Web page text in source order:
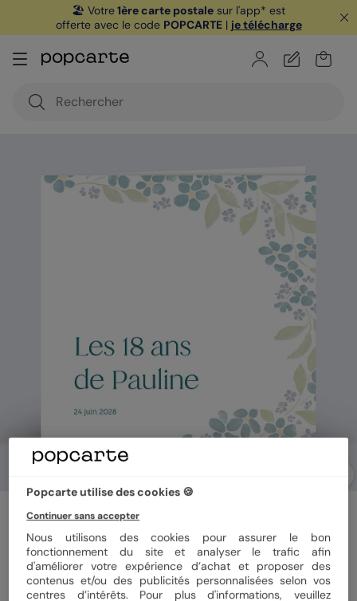
🏖️ Votre1ère carte postale sur l'app* est
offerte avec le code POPCARTE| je télécharge
Invitation anniversaire
Petites fleurs bleues
Format 14x14 cm plié
Popcarte utilise des cookies 🍪
Continuer sans accepter
Nous utilisons des cookies pour assurer le bon
fonctionnement du site et analyser le trafic afin
d'améliorer votre expérience d’achat et proposer des
contenus et/ou des publicités personnalisées selon vos
centres d’intérêts. Pour plus d'informations, veuillez